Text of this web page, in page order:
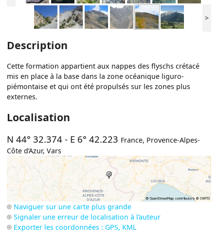
>
Description
Cette formation appartient aux nappes des flyschs crétacé
mis en place à la base dans la zone océanique liguro-
piémontaise et qui ont été propulsés sur les zones plus
externes.
Localisation
N 44° 32.374 - E 6° 42.223 France, Provence-Alpes-
Côte d’Azur,Vars
Naviguer sur une carte plus grande
Signaler une erreur de localisation à l’auteur
Exporter les coordonnées : GPS, KML